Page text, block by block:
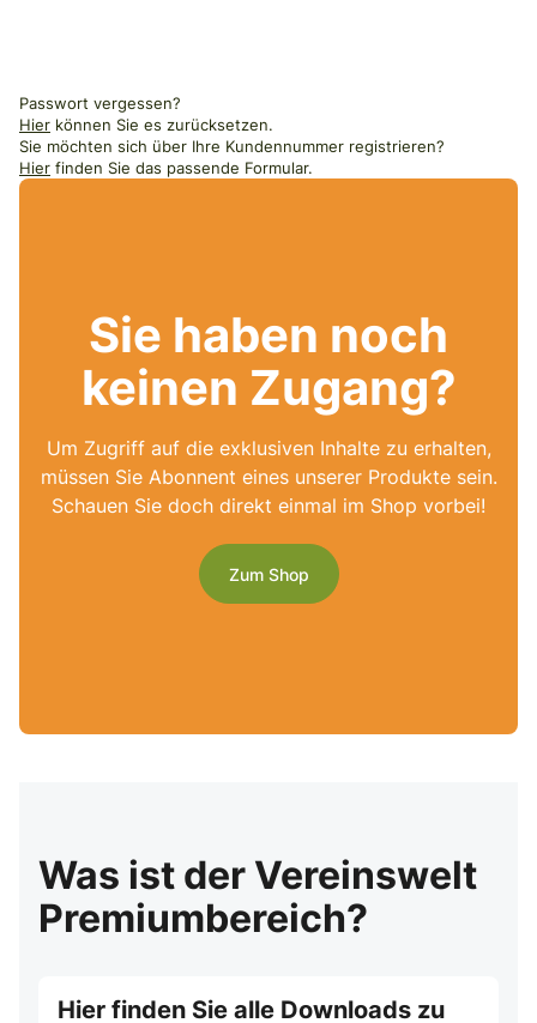
Passwort vergessen?
Hier können Sie es zurücksetzen.
Sie möchten sich über Ihre Kundennummer registrieren?
Hier finden Sie das passende Formular.
Sie haben noch
keinen Zugang?
Um Zugriff auf die exklusiven Inhalte zu erhalten,
müssen Sie Abonnent eines unserer Produkte sein.
Schauen Sie doch direkt einmal im Shop vorbei!
Zum Shop
Was ist der Vereinswelt
Premiumbereich?
Hier finden Sie alle Downloads zu